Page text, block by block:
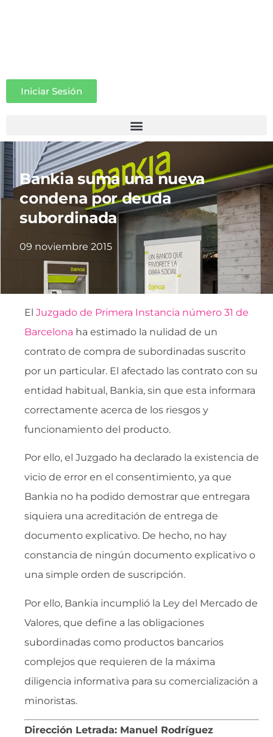
Iniciar Sesión
Bankia suma una nueva
condena por deuda
subordinada
09 noviembre 2015
El Juzgado de Primera Instancia número 31 de
Barcelona ha estimado la nulidad de un
contrato de compra de subordinadas suscrito
por un particular. El afectado las contrato con su
entidad habitual, Bankia, sin que esta informara
correctamente acerca de los riesgos y
funcionamiento del producto.
Por ello, el Juzgado ha declarado la existencia de
vicio de error en el consentimiento, ya que
Bankia no ha podido demostrar que entregara
siquiera una acreditación de entrega de
documento explicativo. De hecho, no hay
constancia de ningún documento explicativo o
una simple orden de suscripción.
Por ello, Bankia incumplió la Ley del Mercado de
Valores, que define a las obligaciones
subordinadas como productos bancarios
complejos que requieren de la máxima
diligencia informativa para su comercialización a
minoristas.
Dirección Letrada: Manuel Rodríguez